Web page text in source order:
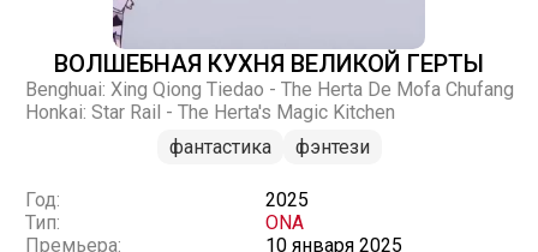
ВОЛШЕБНАЯ КУХНЯ ВЕЛИКОЙ ГЕРТЫ
Benghuai: Xing Qiong Tiedao - The Herta De Mofa Chufang
Honkai: Star Rail - The Herta's Magic Kitchen
фантастика
фэнтези
Год:
2025
Тип:
ONA
Премьера:
10 января 2025